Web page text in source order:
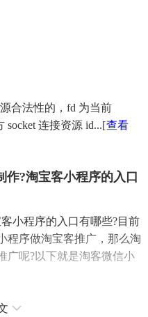
合法性的，fd 为当前
socket 连接资源 id...[查看
作?淘宝客小程序的入口
小程序的入口有哪些?目前
程序做淘宝客推广，那么淘
广呢?以下就是淘客微信小